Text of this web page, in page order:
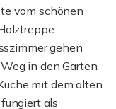
vom schönen
gehen
in den Garten.
mit dem alten
als